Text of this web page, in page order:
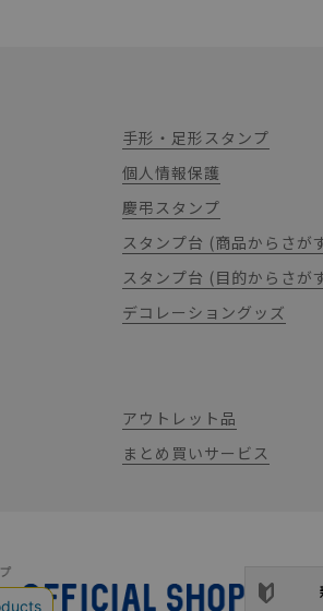
手形・足形スタンプ
個人情報保護
慶弔スタンプ
スタンプ台 (商品からさが
スタンプ台 (目的からさが
デコレーショングッズ
アウトレット品
まとめ買いサービス